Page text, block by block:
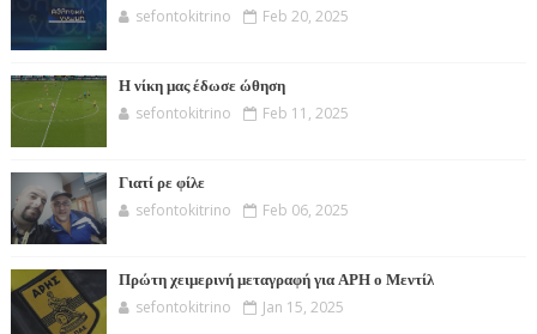
sefontokitrino Feb 20, 2025
Η νίκη μας έδωσε ώθηση
sefontokitrino Feb 11, 2025
Γιατί ρε φίλε
sefontokitrino Feb 06, 2025
Πρώτη χειμερινή μεταγραφή για ΑΡΗ ο Μεντίλ
sefontokitrino Jan 15, 2025